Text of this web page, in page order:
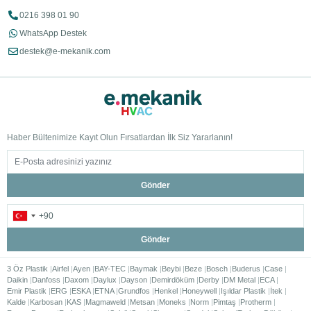
tipi klimalar ile ofis, mağaza veya ticari alanlarda kullanılan modeller
arasında farklılıklar olabilir. Klima seçerken kullanım amacınızı
belirlemek doğru ürüne ulaşmanızı kolaylaştıracaktır.
Salon ve geniş yaşam alanları için yüksek performanslı
Yatak odaları için sessiz çalışan modeller,
Ofisler için enerji tasarrufu sağlayan sistemler tercih edilebilir.
4. Ses Seviyesini Kontrol
Edin
Klima kullanımında konforu etkileyen unsurlardan biri de ses
seviyesidir. Özellikle yatak odası, çalışma odası ve ofis gibi sessiz
ortamlar için düşük desibel değerine sahip duvar tipi klimalar tercih
edilmelidir.
Sessiz çalışan klimalar, yaşam kalitesini artırırken gece
kullanımlarında da rahatsızlık oluşturmaz.
5. Filtreleme ve Hava
0216 398 01 90
WhatsApp Destek
destek@e-mekanik.com
Haber Bültenimize Kayıt Olun Fırsatlardan İlk Siz Yararlanın!
Gönder
Gönder
3 Öz Plastik Airfel Ayen BAY-TEC Baymak Beybi Beze Bosch Buderus Case
Daikin Danfoss Daxom Daylux Dayson Demirdöküm Derby DM Metal ECA
Emir Plastik
ERG ESKA ETNA Grundfos Henkel Honeywell Işıldar Plastik
İtek
Kalde Karbosan KAS Magmaweld Metsan Moneks Norm Pimtaş
Protherm